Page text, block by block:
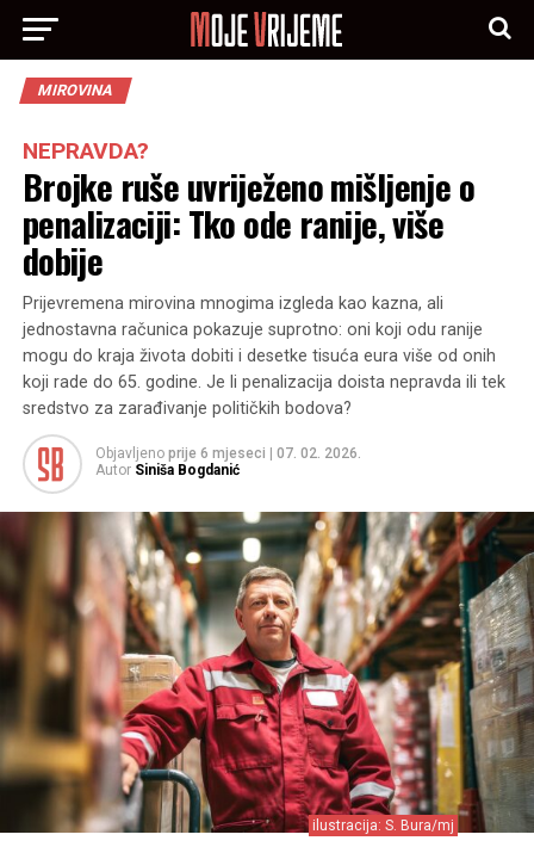
MIROVINA
NEPRAVDA?
Brojke ruše uvriježeno mišljenje o
penalizaciji: Tko ode ranije, više
dobije
Prijevremena mirovina mnogima izgleda kao kazna, ali
jednostavna računica pokazuje suprotno: oni koji odu ranije
mogu do kraja života dobiti i desetke tisuća eura više od onih
koji rade do 65. godine. Je li penalizacija doista nepravda ili tek
sredstvo za zarađivanje političkih bodova?
Objavljeno prije 6 mjeseci
07. 02. 2026.
Autor Siniša Bogdanić
ilustracija: S. Bura/mj